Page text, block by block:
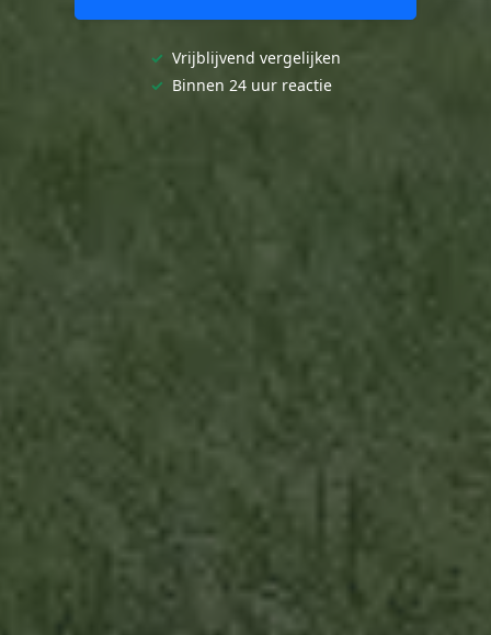
✓ Vrijblijvend vergelijken
✓ Binnen 24 uur reactie